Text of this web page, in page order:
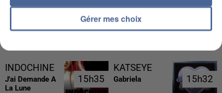
INDOCHINE
J'ai Demande A
La Lune
15h35
15h35
KATSEYE
Gabriela 15h32
15h32
Gérer mes choix